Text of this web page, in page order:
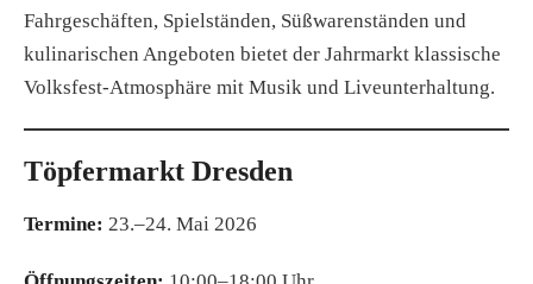
Fahrgeschäften, Spielständen, Süßwarenständen und
kulinarischen Angeboten bietet der Jahrmarkt klassische
Volksfest-Atmosphäre mit Musik und Liveunterhaltung.
Töpfermarkt Dresden
Termine: 23.–24. Mai 2026